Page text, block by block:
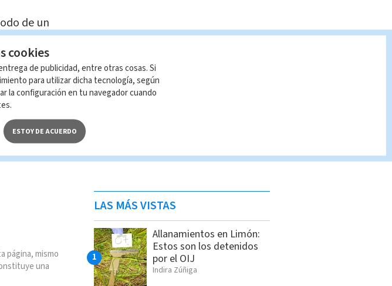
de un
a la
página, mismo
una
LAS MÁS VISTAS
Allanamientos en Limón:
Estos son los detenidos
por el OIJ
Indira Zúñiga
cookies
de publicidad, entre otras cosas. Si
para utilizar dicha tecnología, según
la configuración en tu navegador cuando
ESTOY DE ACUERDO